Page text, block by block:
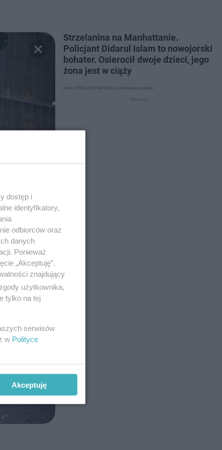
Strzelanina na Manhattanie.
Policjant Didarul Islam to nowojorski
bohater. Osierocił dwoje dzieci, jego
żona jest w ciąży
Autor: EPA/LLOYD MITCHELL/ Archiwum prywatne
dostęp i
identyfikatory,
odbiorców oraz
danych
Ponieważ
„Akceptuję”.
znajdujący
użytkownika,
tylko na tej
serwisów
w Polityce
Akceptuję